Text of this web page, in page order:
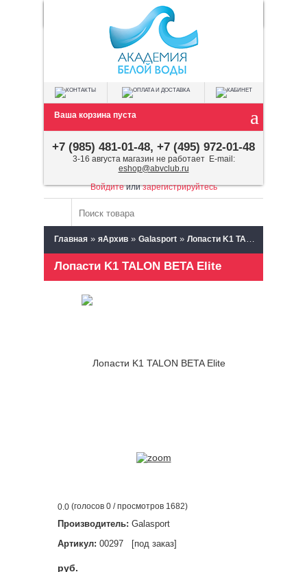
Ваша корзина пуста
+7 (985) 481-01-48, +7 (495) 972-01-48
3-16 августа магазин не работает E-mail:
eshop@abvclub.ru
Войдитеилизарегистрируйтесь
Главная » яАрхив » Galasport » Лопасти K1 TALON BETA Elite
Лопасти K1 TALON BETA Elite
0.0 (голосов 0 / просмотров 1682)
Производитель: Galasport
Артикул: 00297 [под заказ]
руб.